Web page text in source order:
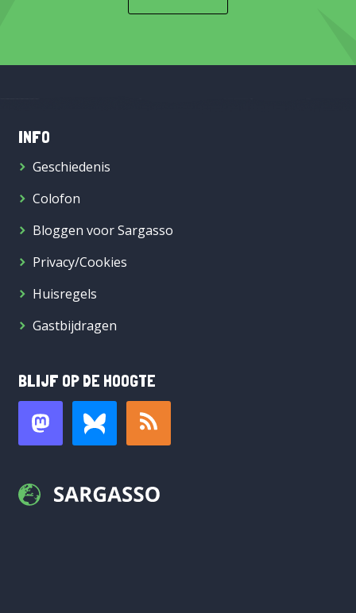
INFO
Geschiedenis
Colofon
Bloggen voor Sargasso
Privacy/Cookies
Huisregels
Gastbijdragen
BLIJF OP DE HOOGTE